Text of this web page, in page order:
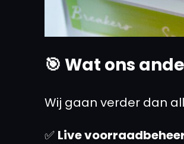
🎯 Wat ons
Wij gaan verder dan
✅ Live